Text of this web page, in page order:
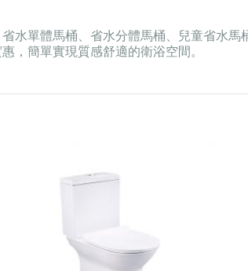
水單體馬桶、省水分體馬桶、兒童省水
，簡單實現質感舒適的衛浴空間。